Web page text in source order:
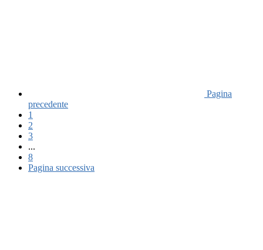
Pagina
precedente
1
2
3
...
8
Pagina successiva